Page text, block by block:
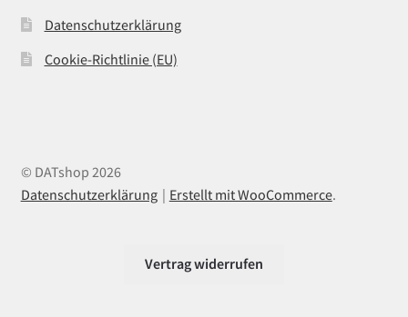
Datenschutzerklärung
Cookie-Richtlinie (EU)
© DATshop 2026
Datenschutzerklärung
Erstellt mit WooCommerce.
Vertrag widerrufen